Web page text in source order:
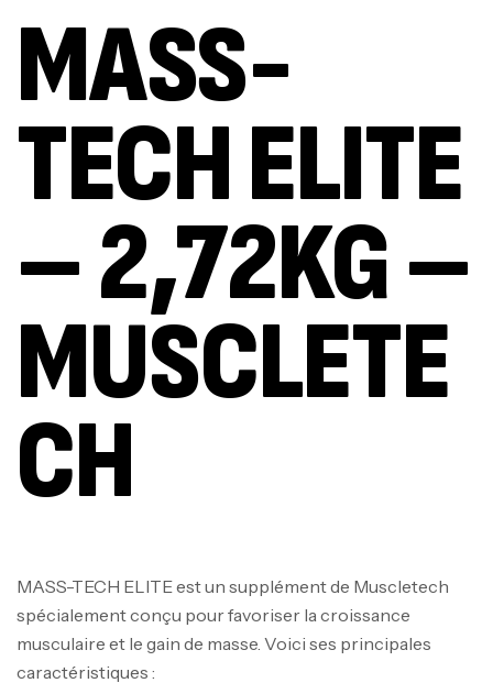
MASS-
TECH ELITE
– 2,72KG –
MUSCLETE
CH
MASS-TECH ELITE est un supplément de Muscletech
spécialement conçu pour favoriser la croissance
musculaire et le gain de masse. Voici ses principales
caractéristiques :